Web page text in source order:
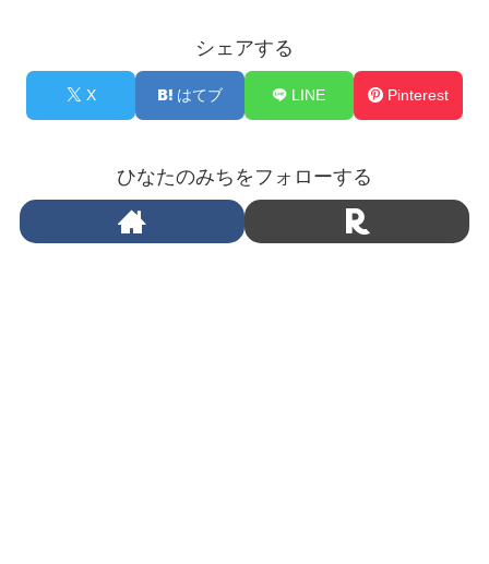
シェアする
X はてブ LINE Pinterest
ひなたのみちをフォローする